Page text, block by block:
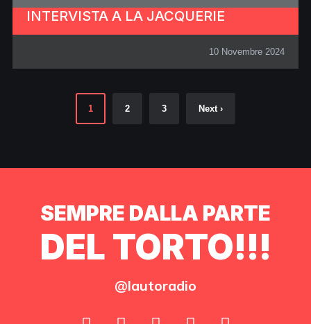
INTERVISTA A LA JACQUERIE
10 Novembre 2024
1 2 3 Next ›
SEMPRE DALLA PARTE
DEL TORTO!!!
@lautoradio